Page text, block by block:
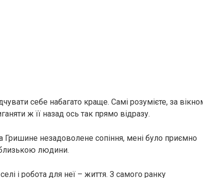
себе набагато краще. Самі розумієте, за
ж її назад ось так прямо відразу.
Гришине незадоволене сопіння, мені було приємно
людини.
і робота для неї – життя. З самого ранку